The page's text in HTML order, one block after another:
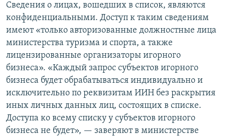
Сведения о лицах, вошедших в список, являются
конфиденциальными. Доступ к таким сведениям
имеют «только авторизованные должностные лица
министерства туризма и спорта, а также
лицензированные организаторы игорного
бизнеса». «Каждый запрос субъектов игорного
бизнеса будет обрабатываться индивидуально и
исключительно по реквизитам ИИН без раскрытия
иных личных данных лиц, состоящих в списке.
Доступа ко всему списку у субъектов игорного
бизнеса не будет», — заверяют в министерстве